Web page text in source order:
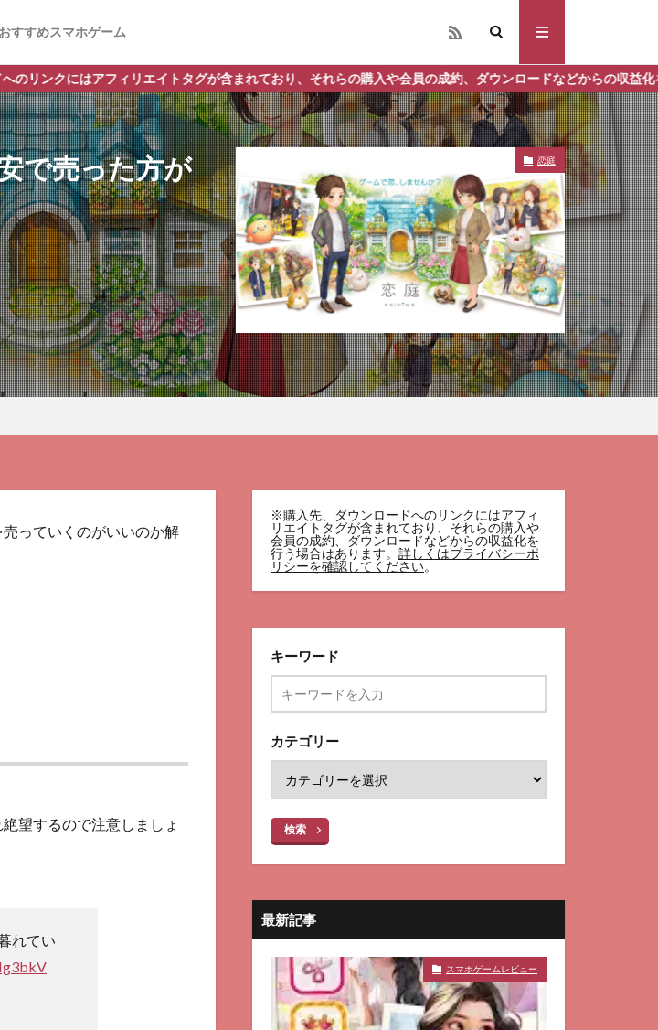
おすすめスマホゲーム
イトタグが含まれており、それらの購入や会員の成約、ダウンロードなどからの収益化を行う場合があります。
で売った方が
恋庭
っていくのがいいのか解
望するので注意しましょ
れてい
※購入先、ダウンロードへのリンクにはアフィ
リエイトタグが含まれており、それらの購入や
会員の成約、ダウンロードなどからの収益化を
行う場合はあります。 詳しくはプライバシーポ
リシーを確認してください。
キーワード
カテゴリー
検索
最新記事
スマホゲームレビュー